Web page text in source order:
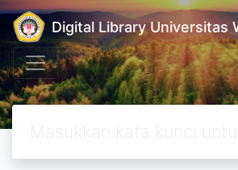
Digital Library Universitas